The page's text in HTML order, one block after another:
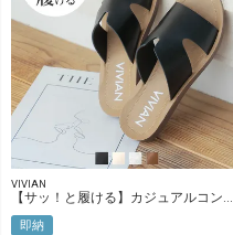
VIVIAN
【サッ！と履ける】カジュアルコンフォートスリットデザインサンダル
即納